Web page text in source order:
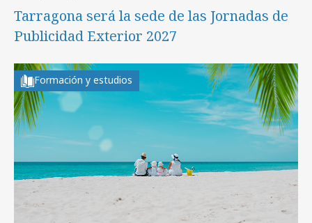
Tarragona será la sede de las Jornadas de
Publicidad Exterior 2027
Formación y estudios